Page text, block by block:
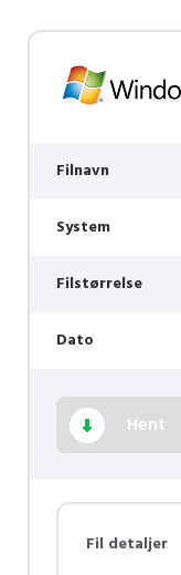
Filnavn
System
Filstørrelse
Dato
Hent
Fil detaljer